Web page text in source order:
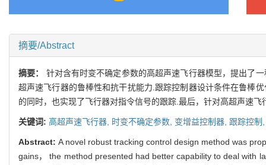
摘要/Abstract
摘要： 针对含有时变不确定参数的高超声速飞行器模型，提出了
超声速飞行器的鲁棒性和抗干扰能力.跟踪控制器设计条件在鲁棒
的同时，也实现了飞行器对指令信号的跟踪.最后，针对高超声速
关键词: 高超声速飞行器, 时变不确定参数, 变增益控制器, 跟踪控
Abstract:A novel robust tracking control design method was
gains， the method presented had better capability to deal with